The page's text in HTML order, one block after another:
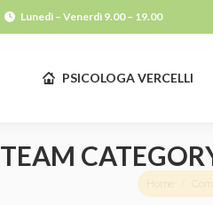
Lunedì – Venerdì 9.00 – 19.00
PSICOLOGA VERCELLI
TEAM
You are
Home